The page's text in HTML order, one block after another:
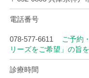
電話番号
078-577-6611
ご予約
リーズをご希望」の旨
診療時間